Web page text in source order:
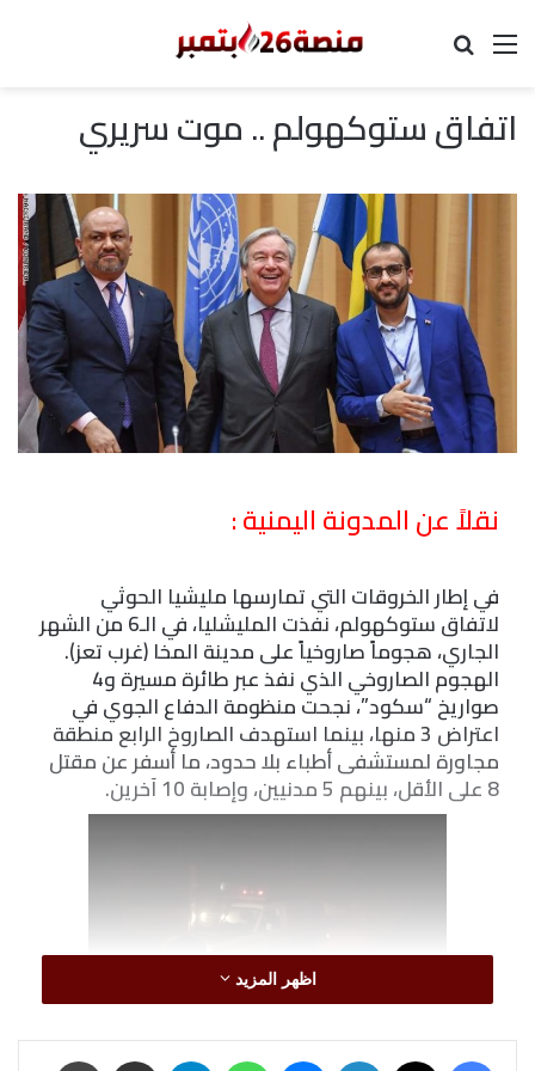
القائمة
اتفاق ستوكهولم .. موت سريري
نقلاً عن المدونة اليمنية:
في إطار الخروقات التي تمارسها مليشيا الحوثي
لاتفاق ستوكهولم، نفذت المليشليا، في الـ6 من الشهر
الجاري، هجوماً صاروخياً على مدينة المخا (غرب تعز).
الهجوم الصاروخي الذي نفذ عبر طائرة مسيرة و4
صواريخ “سكود”، نجحت منظومة الدفاع الجوي في
اعتراض 3 منها، بينما استهدف الصاروخ الرابع منطقة
مجاورة لمستشفى أطباء بلا حدود، ما أسفر عن مقتل
8 على الأقل، بينهم 5 مدنيين، وإصابة 10 آخرين.
اظهر المزيد
فيسبوك لينكدإن ماسنجر واتساب تيلقرام مشاركة عبر البريد